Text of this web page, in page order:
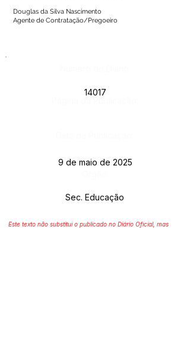
Douglas da Silva Nascimento
Agente de Contratação/Pregoeiro
14017
9 de maio de 2025
Sec. Educação
Este texto não substitui o publicado no Diário Oficial, mas